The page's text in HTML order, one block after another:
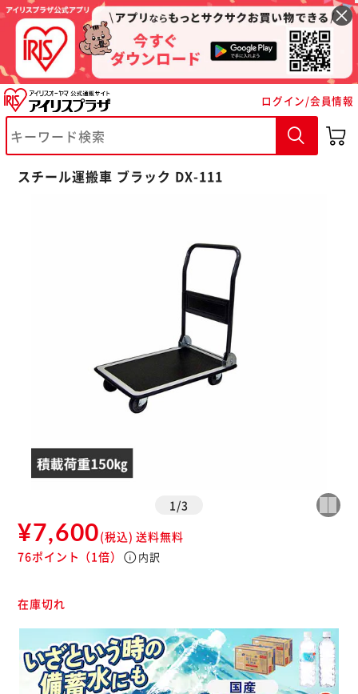
ログイン/会員情報
スチール運搬車 ブラック DX-111
1 /3
¥7,600(税込) 送料無料
76ポイント （1倍） info内訳
在庫切れ
※ご確認ください
カートに入れる 購入手続きへ